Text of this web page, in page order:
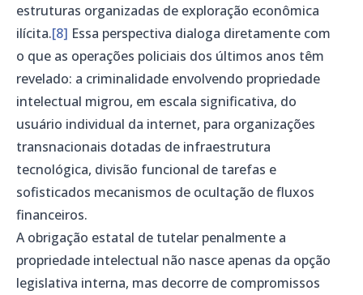
estruturas organizadas de exploração econômica
ilícita.[8] Essa perspectiva dialoga diretamente com
o que as operações policiais dos últimos anos têm
revelado: a criminalidade envolvendo propriedade
intelectual migrou, em escala significativa, do
usuário individual da internet, para organizações
transnacionais dotadas de infraestrutura
tecnológica, divisão funcional de tarefas e
sofisticados mecanismos de ocultação de fluxos
financeiros.
A obrigação estatal de tutelar penalmente a
propriedade intelectual não nasce apenas da opção
legislativa interna, mas decorre de compromissos